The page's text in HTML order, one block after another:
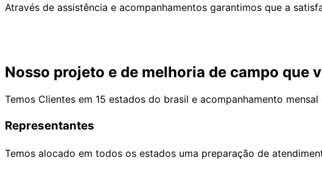
Através de assistência e acompanhamentos garantimos que a
Nosso projeto e de melhoria de campo que
Temos Clientes em 15 estados do brasil e acompanhamento
Representantes
Temos alocado em todos os estados uma preparação de